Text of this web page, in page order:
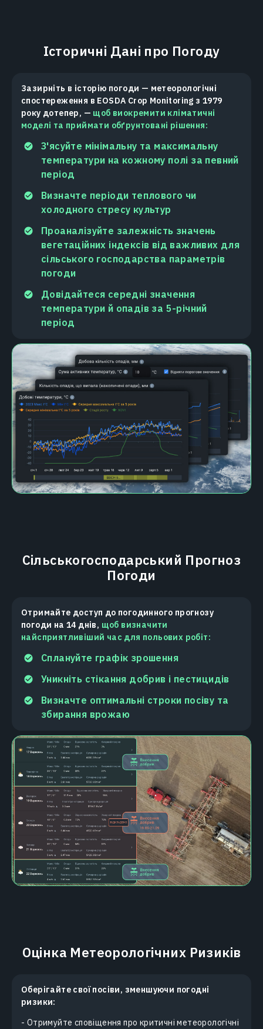
Історичні Дані про Погоду
Зазирніть в історію погоди — метеорологічні
спостереження в EOSDA Crop Monitoring з 1979
року дотепер, — щоб виокремити кліматичні
моделі та приймати обґрунтовані рішення:
З'ясуйте мінімальну та максимальну
температури на кожному полі за певний
період
Визначте періоди теплового чи
холодного стресу культур
Проаналізуйте залежність значень
вегетаційних індексів від важливих для
сільського господарства параметрів
погоди
Довідайтеся середні значення
температури й опадів за 5-річний
період
Сільськогосподарський Прогноз
Погоди
Отримайте доступ до погодинного прогнозу
погоди на 14 днів, щоб визначити
найсприятливіший час для польових робіт:
Сплануйте графік зрошення
Уникніть стікання добрив і пестицидів
Визначте оптимальні строки посіву та
збирання врожаю
Оцінка Метеорологічних Ризиків
Оберігайте свої посіви, зменшуючи погодні
ризики:
- Отримуйте сповіщення про критичні метеорологічні